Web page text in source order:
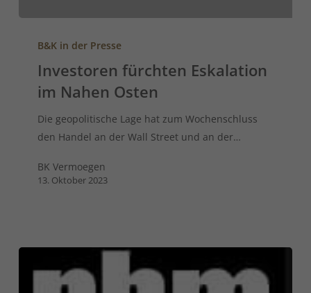
B&K in der Presse
Investoren fürchten Eskalation
im Nahen Osten
Die geopolitische Lage hat zum Wochenschluss
den Handel an der Wall Street und an der…
BK Vermoegen
13. Oktober 2023